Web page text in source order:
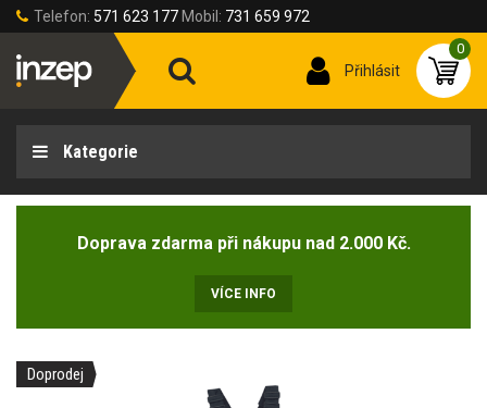
Telefon: 571 623 177 Mobil: 731 659 972
Přihlásit
0
Kategorie
Doprava zdarma při nákupu nad 2.000 Kč.
VÍCE INFO
Doprodej